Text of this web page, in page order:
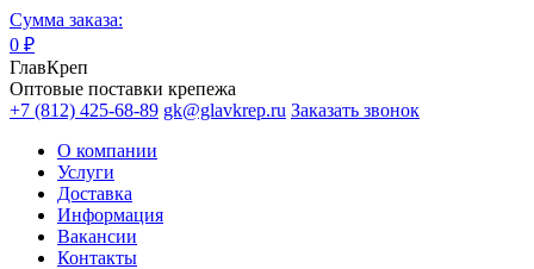
Сумма заказа:
0 ₽
ГлавКреп
Оптовые поставки крепежа
+7 (812) 425-68-89 gk@glavkrep.ru Заказать звонок
О компании
Услуги
Доставка
Информация
Вакансии
Контакты